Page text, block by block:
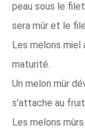
peau sous le
sera mûr et le
Les melons miel
maturité.
Un melon mûr
s'attache au
Les melons